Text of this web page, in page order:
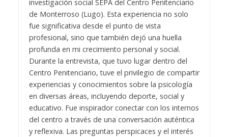
investigación social SEPA del Centro Penitenciario
de Monterroso (Lugo). Esta experiencia no solo
fue significativa desde el punto de vista
profesional, sino que también dejó una huella
profunda en mi crecimiento personal y social.
Durante la entrevista, que tuvo lugar dentro del
Centro Penitenciario, tuve el privilegio de compartir
experiencias y conocimientos sobre la psicología
en diversas áreas, incluyendo deporte, social y
educativo. Fue inspirador conectar con los internos
del centro a través de una conversación auténtica
y reflexiva. Las preguntas perspicaces y el interés